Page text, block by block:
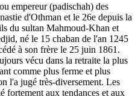
(padischah) des
d'Othman et le 26e depuis la
du sultan Mahmoud-Khan et
né le 15 chaban de l'an 1245
à son frère le 25 juin 1861.
vécu dans la retraite la plus
comme plus ferme et plus
l'a jugé très-diversement. Les
fortement aux tendances et aux